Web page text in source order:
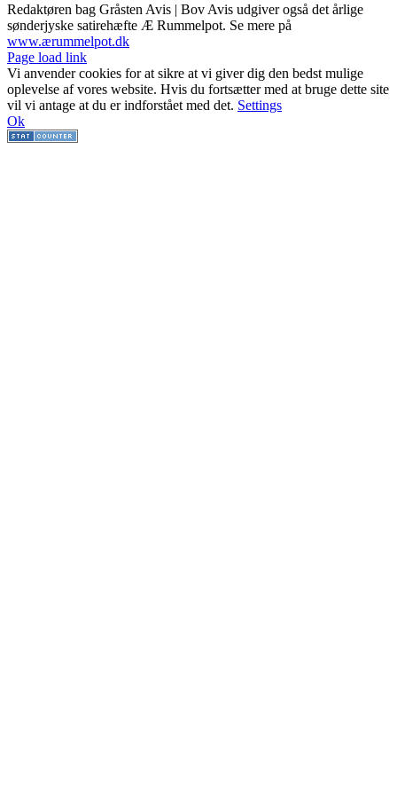
Redaktøren bag Gråsten Avis | Bov Avis udgiver også det årlige
sønderjyske satirehæfte Æ Rummelpot. Se mere på
www.ærummelpot.dk
Facebook
Facebook
Facebook
Facebook
Instagram
Instagram
Instagram
LinkedIn
Page load link
Vi anvender cookies for at sikre at vi giver dig den bedst mulige
oplevelse af vores website. Hvis du fortsætter med at bruge dette site
vil vi antage at du er indforstået med det. Settings
Ok
Go